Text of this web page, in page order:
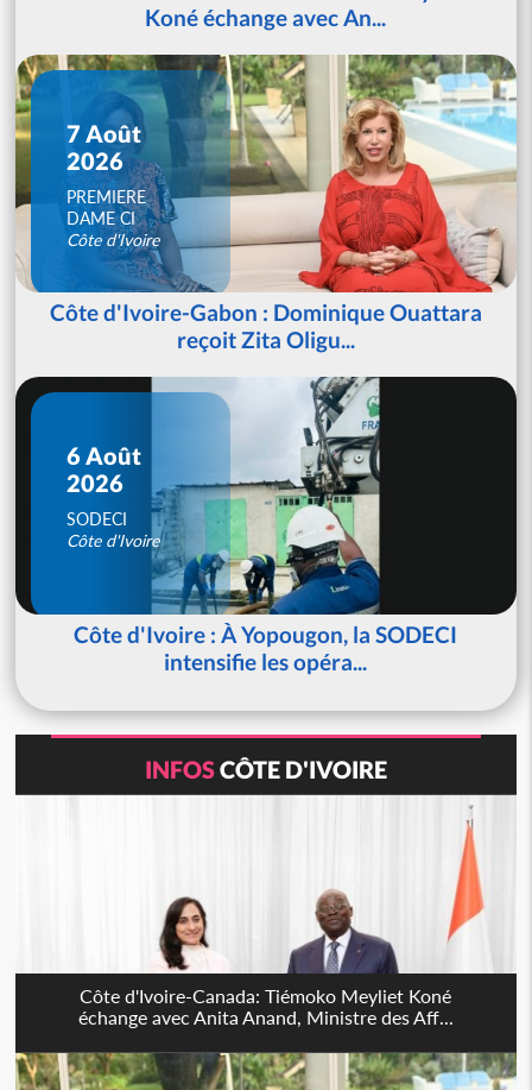
Koné échange avec An...
7 Août
2026
PREMIERE
DAME CI
Côte d'Ivoire
Côte d'Ivoire-Gabon : Dominique Ouattara
reçoit Zita Oligu...
6 Août
2026
SODECI
Côte d'Ivoire
Côte d'Ivoire : À Yopougon, la SODECI
intensifie les opéra...
INFOSCÔTE D'IVOIRE
Côte d'Ivoire-Canada: Tiémoko Meyliet Koné
échange avec Anita Anand, Ministre des Aff...